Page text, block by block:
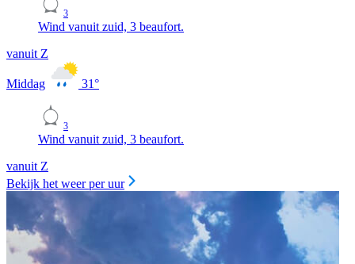
3
Wind vanuit zuid, 3 beaufort.
vanuit Z
Middag 31°
3
Wind vanuit zuid, 3 beaufort.
vanuit Z
Bekijk het weer per uur